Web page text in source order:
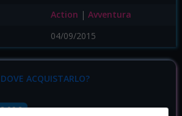
Action | Avventura
04/09/2015
DOVE ACQUISTARLO?
3.06 €